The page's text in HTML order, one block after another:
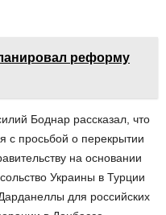
реформу
Боднар рассказал, что
с просьбой о перекрытии
на основании
Украины в Турции
для российских